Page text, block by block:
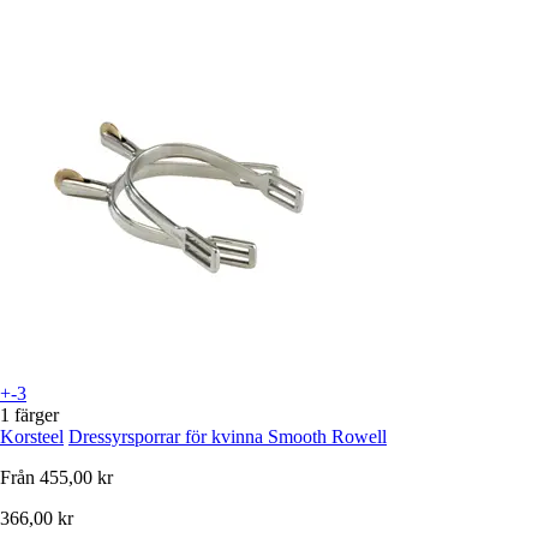
+-3
1 färger
Korsteel Dressyrsporrar för kvinna Smooth Rowell
Från 455,00 kr
366,00 kr